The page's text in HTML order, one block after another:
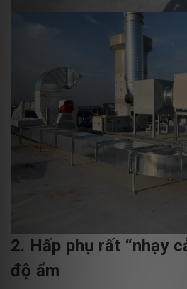
2. Hấp phụ rất “nhạy
độ ẩm